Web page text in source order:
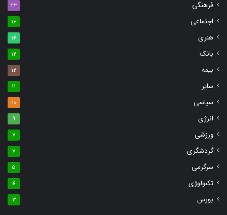
فرهنگی 23
اجتماعی 16
هنری 14
بانک 12
بیمه 12
سایر 11
سیاسی 10
انرژی 9
ورزشی 7
گردشگری 7
سرگرمی 5
تکنولوژی 4
بورس 3